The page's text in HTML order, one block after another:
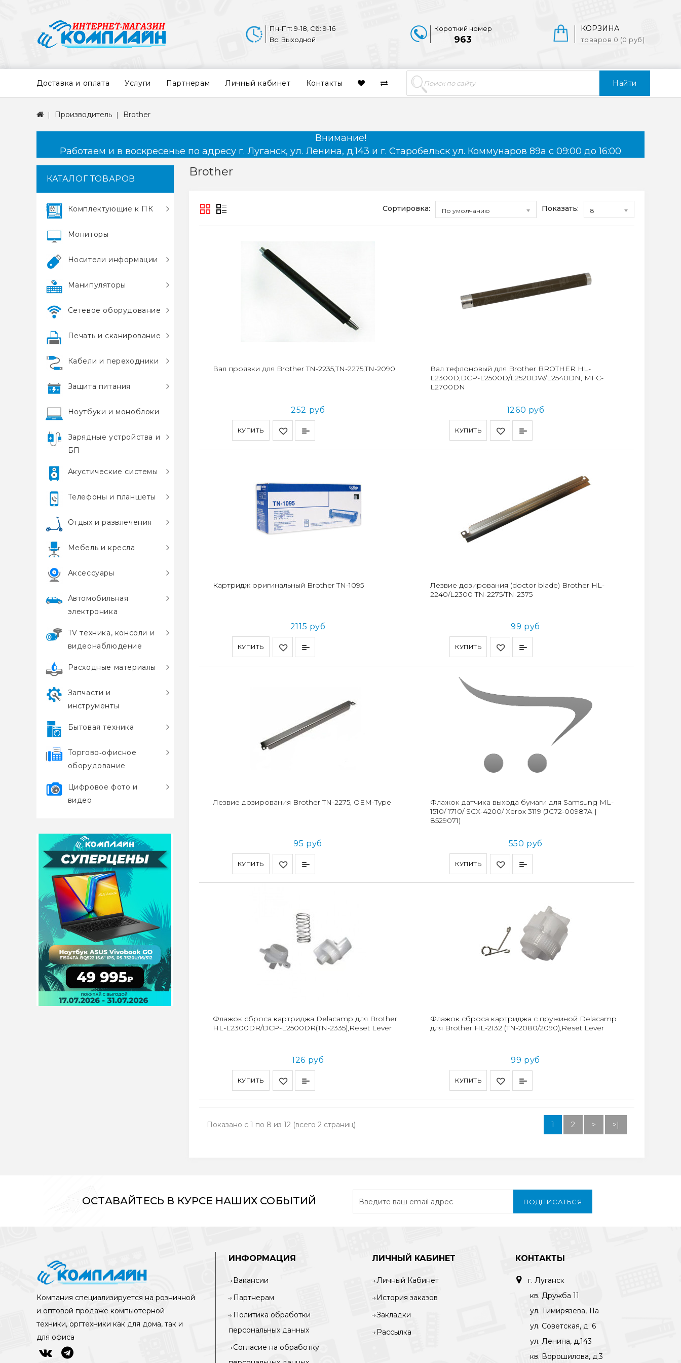
Найти
КОРЗИНА
товаров 0 (0 руб)
Короткий номер
963
Пн-Пт: 9-18, Сб: 9-16
Вс: Выходной
Доставка и оплата Услуги Партнерам Личный кабинет Контакты
Производитель Brother
Внимание!
Работаем и в воскресенье по адресу г. Луганск, ул. Ленина, д.143 и г. Старобельск ул. Коммунаров 89а с 09:00 до 16:00
КАТАЛОГ ТОВАРОВ
Комплектующие к ПК
Мониторы
Носители информации
Манипуляторы
Сетевое оборудование
Печать и сканирование
Кабели и переходники
Защита питания
Ноутбуки и моноблоки
Зарядные устройства и
БП
Акустические системы
Телефоны и планшеты
Отдых и развлечения
Мебель и кресла
Аксессуары
Автомобильная
электроника
TV техника, консоли и
видеонаблюдение
Расходные материалы
Запчасти и
инструменты
Бытовая техника
Торгово‑офисное
оборудование
Цифровое фото и
видео
Brother
Сортировка: По умолчанию Показать: 8
КУПИТЬ
Вал проявки для Brother TN-2235,TN-2275,TN-2090
252 руб
КУПИТЬ
Вал тефлоновый для Brother BROTHER HL-
L2300D,DCP-L2500D/L2520DW/L2540DN, MFC-
L2700DN
1260 руб
КУПИТЬ
Картридж оригинальный Brother TN-1095
2115 руб
КУПИТЬ
Лезвие дозирования (doctor blade) Brother HL-
2240/L2300 TN-2275/TN-2375
99 руб
КУПИТЬ
Лезвие дозирования Brother TN-2275, OEM-Type
95 руб
КУПИТЬ
Флажок датчика выхода бумаги для Samsung ML-
1510/ 1710/ SCX-4200/ Xerox 3119 (JC72-00987A |
8529071)
550 руб
КУПИТЬ
Флажок сброса картриджа Delacamp для Brother
HL-L2300DR/DCP-L2500DR(TN-2335),Reset Lever
126 руб
КУПИТЬ
Флажок сброса картриджа с пружиной Delacamp
для Brother HL-2132 (TN-2080/2090),Reset Lever
99 руб
1 2 > >|
Показано с 1 по 8 из 12 (всего 2 страниц)
ОСТАВАЙТЕСЬ В КУРСЕ НАШИХ СОБЫТИЙ ПОДПИСАТЬСЯ
Компания специализируется на розничной
и оптовой продаже компьютерной
техники, оргтехники как для дома, так и
для офиса
ИНФОРМАЦИЯ
Вакансии
Партнерам
Политика обработки
персональных данных
Согласие на обработку
ЛИЧНЫЙ КАБИНЕТ
Личный Кабинет
История заказов
Закладки
Рассылка
КОНТАКТЫ
г. Луганск
кв. Дружба 11
ул. Тимирязева, 11а
ул. Советская, д. 6
ул. Ленина, д.143
кв. Ворошилова, д.3